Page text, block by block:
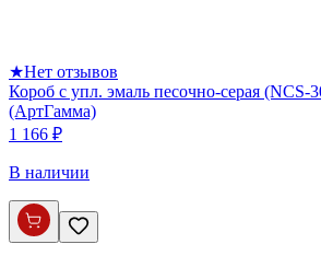
★Нет отзывов
Короб с упл. эмаль песочно-серая (NCS-
(АртГамма)
1 166 ₽
В наличии